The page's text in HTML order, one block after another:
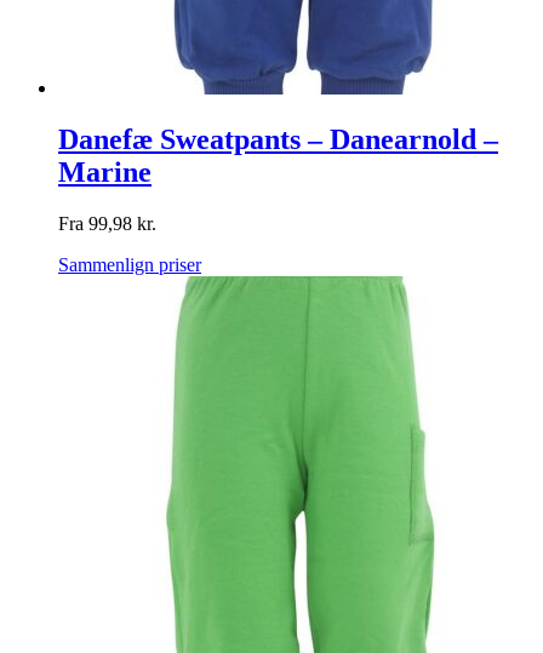
Danefæ Sweatpants – Danearnold –
Marine
Fra 99,98 kr.
Sammenlign priser